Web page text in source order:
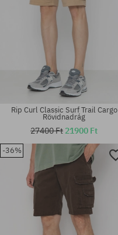
Elérhető méretek:
32; 33; 36
Rip Curl Classic Surf Trail Cargo
Rövidnadrág
27400 Ft 21900 Ft
-36%